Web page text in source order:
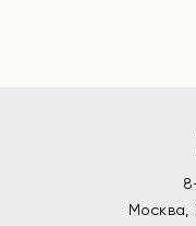
Москва,